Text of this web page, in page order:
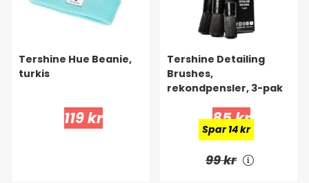
Tershine Hue Beanie,
turkis
119 kr
Tershine Detailing
Brushes,
rekondpensler, 3-pak
85 kr
Spar 14 kr
99 kr